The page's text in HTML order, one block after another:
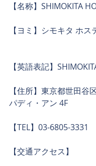
【名称】SHIMOKITA
【ヨミ】シモキタ ホス
【英語表記】
【住所】東京都世田谷
パディ・アン 4F
【TEL】03-6805-3331
【交通アクセス】